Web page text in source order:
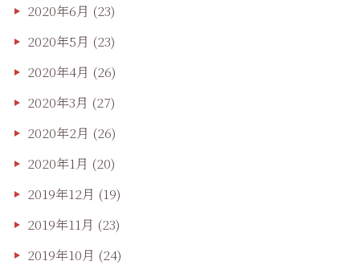
2020年6月 (23)
2020年5月 (23)
2020年4月 (26)
2020年3月 (27)
2020年2月 (26)
2020年1月 (20)
2019年12月 (19)
2019年11月 (23)
2019年10月 (24)